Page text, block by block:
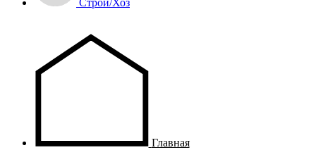
Строй/Хоз
Главная